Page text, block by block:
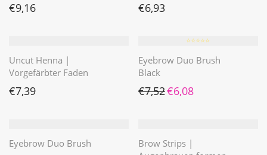
€9,16 €6,93
Uncut Henna |
Vorgefärbter Faden
€7,39
⭐️⭐️⭐️⭐️⭐️
Eyebrow Duo Brush
Black
€7,52 Ursprünglicher Preis war:
€6,08
Eyebrow Duo Brush
Brow Strips |